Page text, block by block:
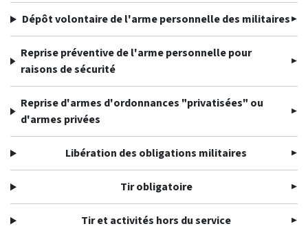
Dépôt volontaire de l'arme personnelle des militaires
Reprise préventive de l'arme personnelle pour
raisons de sécurité
Reprise d'armes d'ordonnances "privatisées" ou
d'armes privées
Libération des obligations militaires
Tir obligatoire
Tir et activités hors du service